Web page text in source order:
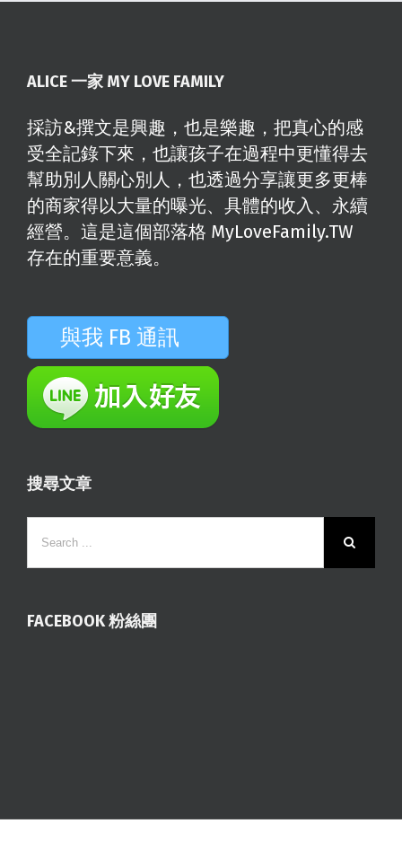
ALICE 一家 MY LOVE FAMILY
採訪&撰文是興趣，也是樂趣，把真心的感
受全記錄下來，也讓孩子在過程中更懂得去
幫助別人關心別人，也透過分享讓更多更棒
的商家得以大量的曝光、具體的收入、永續
經營。這是這個部落格 MyLoveFamily.TW
存在的重要意義。
與我 FB 通訊
搜尋文章
FACEBOOK 粉絲團